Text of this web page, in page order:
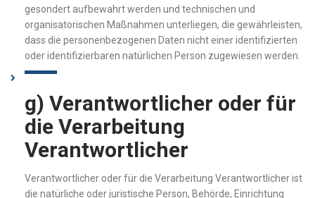
gesondert aufbewahrt werden und technischen und
organisatorischen Maßnahmen unterliegen, die gewährleisten,
dass die personenbezogenen Daten nicht einer identifizierten
oder identifizierbaren natürlichen Person zugewiesen werden.
g) Verantwortlicher oder für
die Verarbeitung
Verantwortlicher
Verantwortlicher oder für die Verarbeitung Verantwortlicher ist
die natürliche oder juristische Person, Behörde, Einrichtung